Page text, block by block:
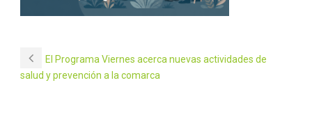
El Programa Viernes acerca nuevas actividades de
salud y prevención a la comarca